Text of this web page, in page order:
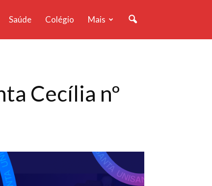
Saúde Colégio Mais
Cecília nº